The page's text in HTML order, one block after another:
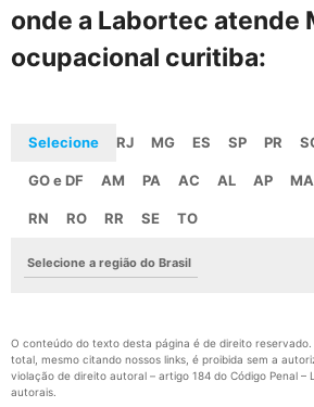
onde a Labortec atende
ocupacional curitiba:
Selecione RJ MG ES SP PR
GO e DF AM PA AC AL AP MA
RN RO RR SE TO
Selecione a região do Brasil
O conteúdo do texto desta página é de direito
total, mesmo citando nossos links, é proibida sem a
violação de direito autoral – artigo 184 do Código Penal –
autorais